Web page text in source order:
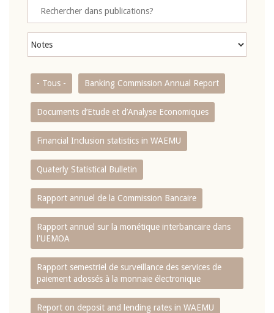
- Tous - Banking Commission Annual Report
Documents d’Etude et d’Analyse Economiques
Financial Inclusion statistics in WAEMU
Quaterly Statistical Bulletin
Rapport annuel de la Commission Bancaire
Rapport annuel sur la monétique interbancaire dans
l'UEMOA
Rapport semestriel de surveillance des services de
paiement adossés à la monnaie électronique
Report on deposit and lending rates in WAEMU